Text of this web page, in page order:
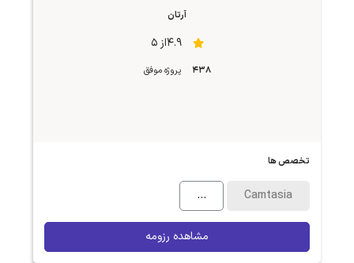
آرتان
4.9از 5
438 پروژه موفق
تخصص ها
Camtasia
...
مشاهده رزومه